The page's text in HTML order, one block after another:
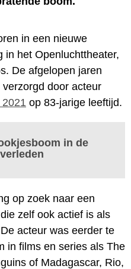
in een nieuwe
in het Openluchttheater,
De afgelopen jaren
door acteur
op 83-jarige leeftijd.
in de
op zoek naar een
zelf ook actief is als
acteur was eerder te
in films en series als The
of Madagascar, Rio,